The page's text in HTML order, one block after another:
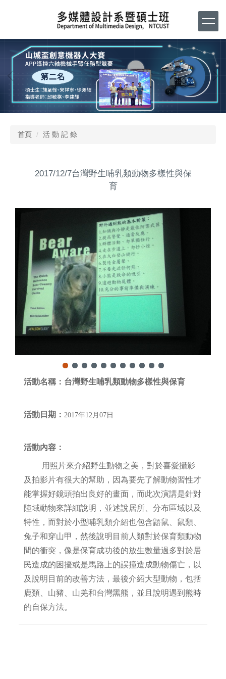
要
區
首頁 活 動 記 錄
2017/12/7台灣野生哺乳類動物多樣性與保
育
活動名稱： 台灣野生哺乳類動物多樣性與保育
活動日期： 2017年12月07日
活動內容：
用照片來介紹野生動物之美，對於喜愛攝影
及拍影片有很大的幫助，因為要先了解動物習性才
能掌握好鏡頭拍出良好的畫面，而此次演講是針對
陸域動物來詳細說明，並述說居所、分布區域以及
特性，而對於小型哺乳類介紹也包含鼯鼠、鼠類、
兔子和穿山甲，然後說明目前人類對於保育類動物
間的衝突，像是保育成功後的放生數量過多對於居
民造成的困擾或是馬路上的誤撞造成動物傷亡，以
及說明目前的改善方法，最後介紹大型動物，包括
鹿類、山豬、山羌和台灣黑熊，並且說明遇到熊時
的自保方法。